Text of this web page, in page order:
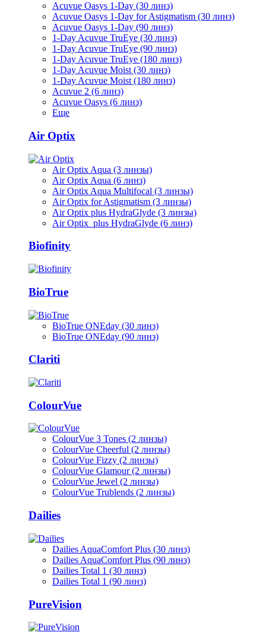
Acuvue Oasys 1-Day (30 линз)
Acuvue Oasys 1-Day for Astigmatism (30 линз)
Acuvue Oasys 1-Day (90 линз)
1-Day Acuvue TruEye (30 линз)
1-Day Acuvue TruEye (90 линз)
1-Day Acuvue TruEye (180 линз)
1-Day Acuvue Moist (30 линз)
1-Day Acuvue Moist (180 линз)
Acuvue 2 (6 линз)
Acuvue Oasys (6 линз)
Еще
Air Optix
Air Optix Aqua (3 линзы)
Air Optix Aqua (6 линз)
Air Optix Aqua Multifocal (3 линзы)
Air Optix for Astigmatism (3 линзы)
Air Optix plus HydraGlyde (3 линзы)
Air Optix plus HydraGlyde (6 линз)
Biofinity
BioTrue
BioTrue ONEday (30 линз)
BioTrue ONEday (90 линз)
Clariti
ColourVue
ColourVue 3 Tones (2 линзы)
ColourVue Cheerful (2 линзы)
ColourVue Fizzy (2 линзы)
ColourVue Glamour (2 линзы)
ColourVue Jewel (2 линзы)
ColourVue Trublends (2 линзы)
Dailies
Dailies AquaComfort Plus (30 линз)
Dailies AquaComfort Plus (90 линз)
Dailies Total 1 (30 линз)
Dailies Total 1 (90 линз)
PureVision